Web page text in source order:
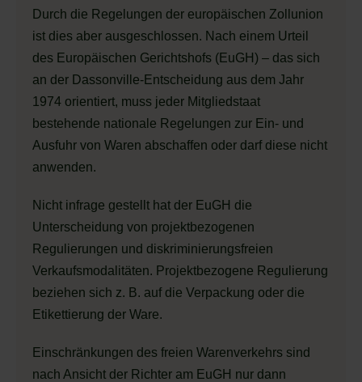
Durch die Regelungen der europäischen Zollunion
ist dies aber ausgeschlossen. Nach einem Urteil
des Europäischen Gerichtshofs (EuGH) – das sich
an der Dassonville-Entscheidung aus dem Jahr
1974 orientiert, muss jeder Mitgliedstaat
bestehende nationale Regelungen zur Ein- und
Ausfuhr von Waren abschaffen oder darf diese nicht
anwenden.
Nicht infrage gestellt hat der EuGH die
Unterscheidung von projektbezogenen
Regulierungen und diskriminierungsfreien
Verkaufsmodalitäten. Projektbezogene Regulierung
beziehen sich z. B. auf die Verpackung oder die
Etikettierung der Ware.
Einschränkungen des freien Warenverkehrs sind
nach Ansicht der Richter am EuGH nur dann